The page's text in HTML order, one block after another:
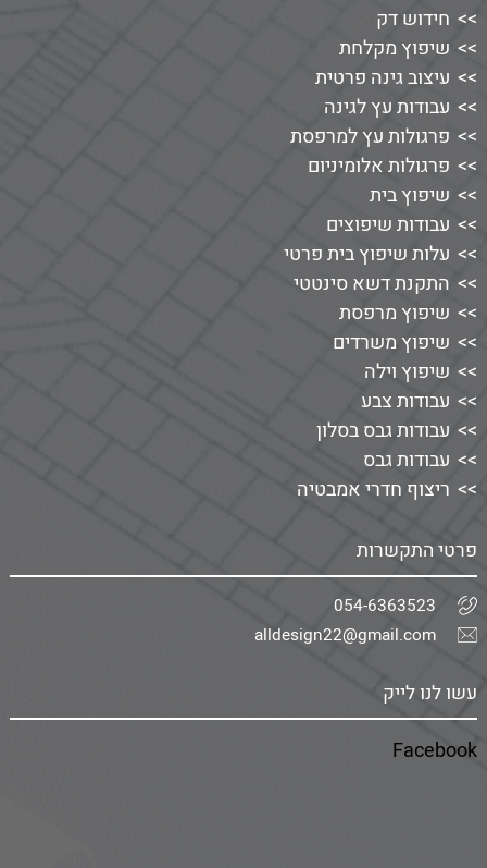
חידוש דק
שיפוץ מקלחת
עיצוב גינה פרטית
עבודות עץ לגינה
פרגולות עץ למרפסת
פרגולות אלומיניום
שיפוץ בית
עבודות שיפוצים
עלות שיפוץ בית פרטי
התקנת דשא סינטטי
שיפוץ מרפסת
שיפוץ משרדים
שיפוץ וילה
עבודות צבע
עבודות גבס בסלון
עבודות גבס
ריצוף חדרי אמבטיה
פרטי התקשרות
054-6363523
alldesign22@gmail.com
עשו לנו לייק
Facebook